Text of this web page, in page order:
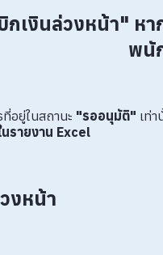
เงินล่วงหน้า" ห
พนั
อยู่ในสถานะ "รออนุมัติ" เท่
รายงาน Excel
งหน้า